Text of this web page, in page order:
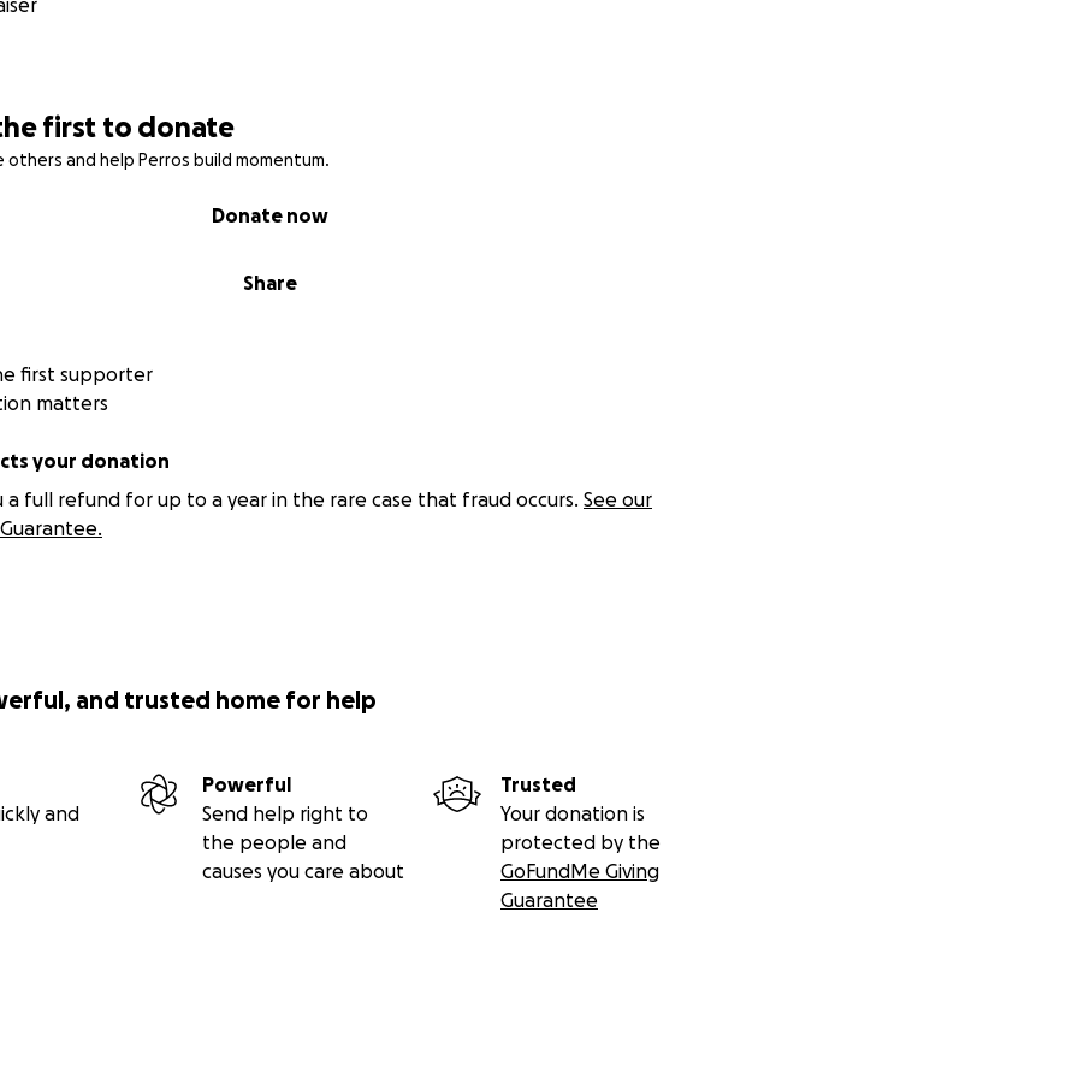
first to donate
others and help Perros build momentum.
Share
Donate now
first supporter
matters
your donation
a full refund for up to a year in the rare case that fraud occurs. See our
y cuidados de un perro guía supera los 50 mil dólares. Sin embargo,
página web .
and trusted home for help
and
Powerful
Send help right to
the people and
causes you care about
Trusted
Your donation is
protected by the
GoFundMe Giving
Guarantee